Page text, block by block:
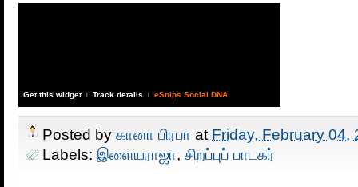
Get this widget Track details eSnips Social DNA
Posted by கானா பிரபா at Friday, February 04,
Labels: இளையராஜா, சிறப்புப் பாடகர்